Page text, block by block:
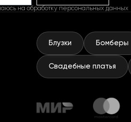
на обработку персональных данных
Блузки Бомберы
Свадебные платья